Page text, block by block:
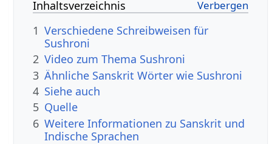
Inhaltsverzeichnis
1 Verschiedene Schreibweisen für
Sushroni
2 Video zum Thema Sushroni
3 Ähnliche Sanskrit Wörter wie Sushroni
4 Siehe auch
5 Quelle
6 Weitere Informationen zu Sanskrit und
Indische Sprachen